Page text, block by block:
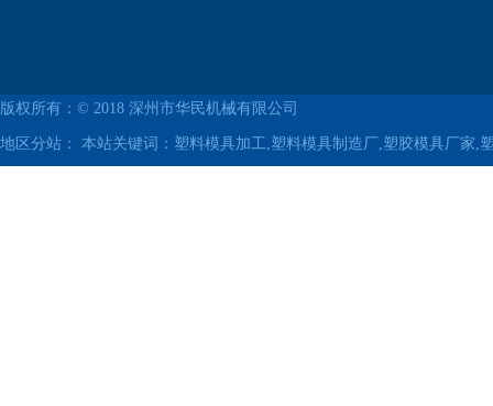
版权所有：© 2018 深州市华民机械有限公司
地区分站： 本站关键词：塑料模具加工,塑料模具制造厂,塑胶模具厂家,